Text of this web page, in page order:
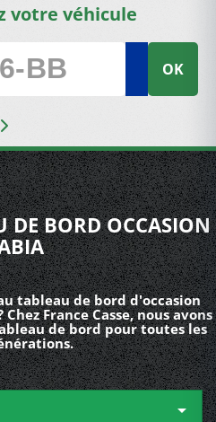
votre véhicule
OK
DE BORD OCCASION
tableau de bord d'occasion
France Casse, nous avons
de bord pour toutes les
